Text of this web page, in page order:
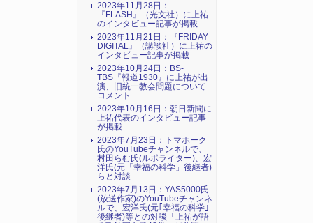
2023年11月28日：
『FLASH』（光文社）に上祐
のインタビュー記事が掲載
2023年11月21日：『FRIDAY
DIGITAL』（講談社）に上祐の
インタビュー記事が掲載
2023年10月24日：BS-
TBS『報道1930』に上祐が出
演、旧統一教会問題について
コメント
2023年10月16日：朝日新聞に
上祐代表のインタビュー記事
が掲載
2023年7月23日：トマホーク
氏のYouTubeチャンネルで、
村田らむ氏(ルポライター)、宏
洋氏(元「幸福の科学」後継者)
らと対談
2023年7月13日：YAS5000氏
(放送作家)のYouTubeチャンネ
ルで、宏洋氏(元｢幸福の科学｣
後継者)等との対談「上祐が語